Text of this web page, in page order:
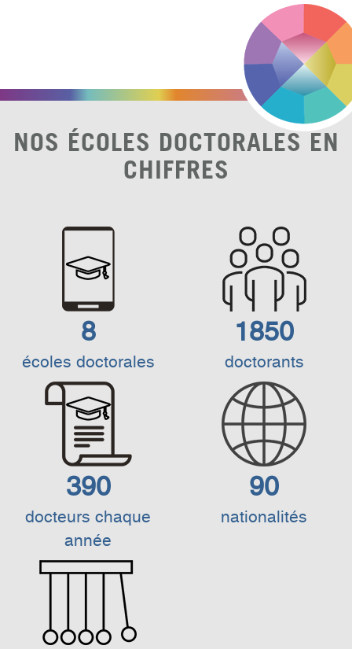
NOS ÉCOLES DOCTORALES EN
CHIFFRES
8
écoles doctorales
1850
doctorants
390
docteurs chaque
année
90
nationalités